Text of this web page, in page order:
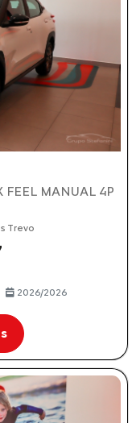
FEEL MANUAL 4P
Trevo
2026/2026